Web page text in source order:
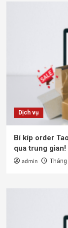
Dịch vụ
Bí kíp order
qua trung gian!
admin Tháng